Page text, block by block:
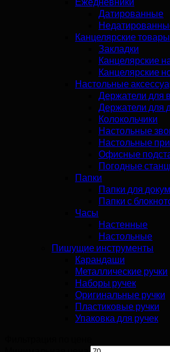
Датированные
Канцелярские товары
Закладки
Канцелярские
Канцелярские
Настольные
Держатели для
Держатели для
Колокольчики
Настольные
Настольные
Офисные
Погодные
Папки
Папки для
Папки с
Часы
Настенные
Настольные
Пишущие инструменты
Карандаши
Металлические ручки
Наборы ручек
Оригинальные ручки
Пластиковые ручки
Упаковка для ручек